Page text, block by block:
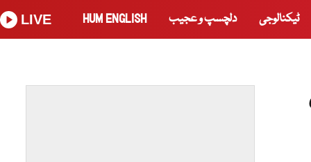
ٹیکنالوجی دلچسپ و عجیب HUM ENGLISH
LIVE